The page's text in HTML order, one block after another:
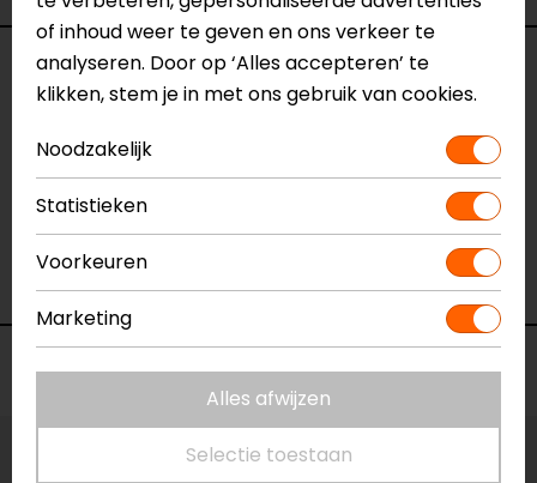
Reviews (1)
30-04-2020
geen toelichting gegeven
- Rentenaar
Voorraad
of inhoud weer te geven en ons verkeer te
analyseren. Door op ‘Alles accepteren’ te
klikken, stem je in met ons gebruik van cookies.
Noodzakelijk
Statistieken
Voorkeuren
Marketing
Alles afwijzen
Selectie toestaan